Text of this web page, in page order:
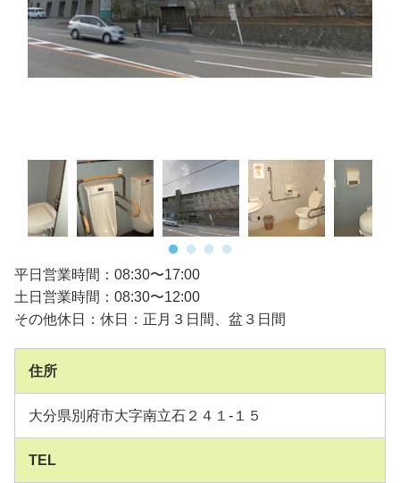
平日営業時間：08:30〜17:00
土日営業時間：08:30〜12:00
その他休日：休日：正月３日間、盆３日間
住所
大分県別府市大字南立石２４１-１５
TEL